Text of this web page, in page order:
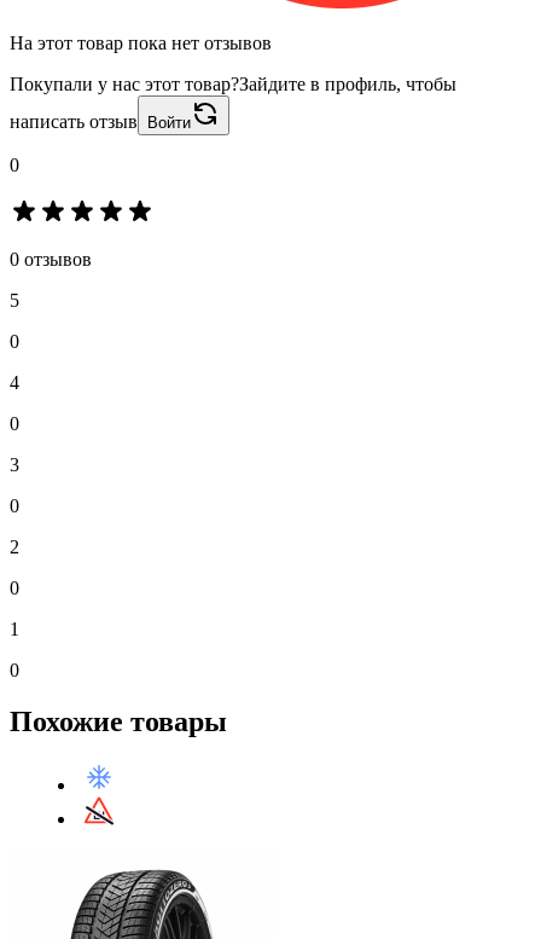
На этот товар пока нет отзывов
Покупали у нас этот товар?Зайдите в профиль, чтобы
написать отзыв
Войти
0
0 отзывов
5
0
4
0
3
0
2
0
1
0
Похожие товары